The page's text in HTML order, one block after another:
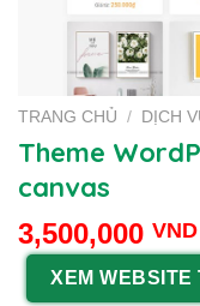
TRANG CHỦ / DỊCH
Theme
canvas
3,500,000 VND
XEM WEBSITE